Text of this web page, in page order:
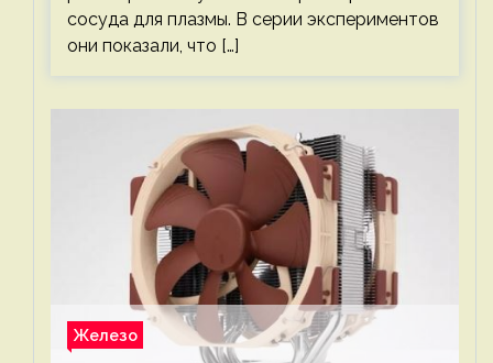
сосуда для плазмы. В серии экспериментов
они показали, что […]
Железо